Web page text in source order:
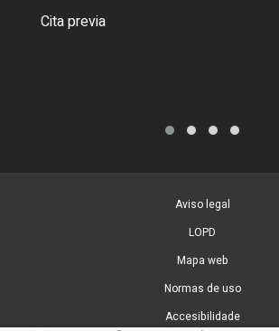
Cita previa
Aviso legal
LOPD
Mapa web
Normas de uso
Accesibilidade